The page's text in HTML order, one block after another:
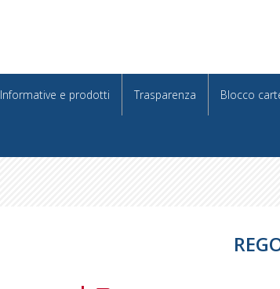
Informative e prodotti Trasparenza Blocco